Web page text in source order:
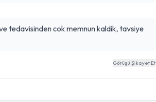
tedavisinden cok memnun kaldik, tavsiye
Görüşü Şikayet Et